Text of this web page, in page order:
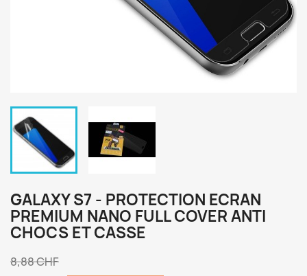
GALAXY S7 - PROTECTION ECRAN
PREMIUM NANO FULL COVER ANTI
CHOCS ET CASSE
8,88 CHF